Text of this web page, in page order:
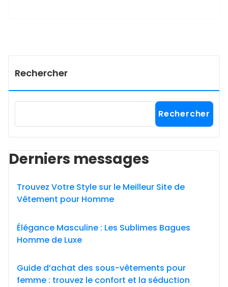
Rechercher
Rechercher
Derniers messages
Trouvez Votre Style sur le Meilleur Site de
Vêtement pour Homme
Élégance Masculine : Les Sublimes Bagues
Homme de Luxe
Guide d’achat des sous-vêtements pour
femme : trouvez le confort et la séduction